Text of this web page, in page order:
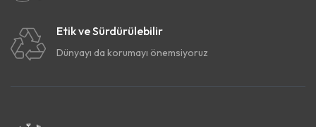
Etik ve Sürdürülebilir
Dünyayı da korumayı önemsiyoruz